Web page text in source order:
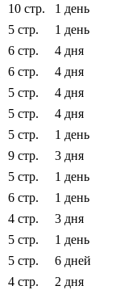
10 стр. 1 день
5 стр. 1 день
6 стр. 4 дня
6 стр. 4 дня
5 стр. 4 дня
5 стр. 4 дня
5 стр. 1 день
9 стр. 3 дня
5 стр. 1 день
6 стр. 1 день
4 стр. 3 дня
5 стр. 1 день
5 стр. 6 дней
4 стр. 2 дня